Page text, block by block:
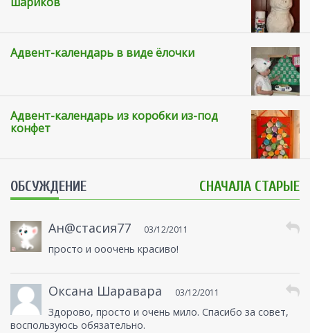
Адвент-календарь в виде ёлочки
Адвент-календарь из коробки из-под
конфет
ОБСУЖДЕНИЕ СНАЧАЛА СТАРЫЕ
Ан@стасия77 03/12/2011
просто и ооочень красиво!
Оксана Шаравара 03/12/2011
Здорово, просто и очень мило. Спасибо за совет,
воспользуюсь обязательно.